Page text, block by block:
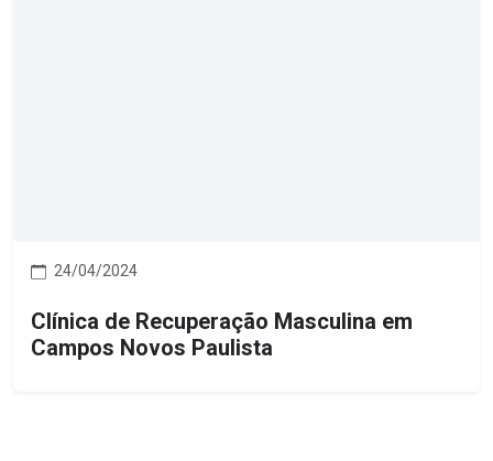
24/04/2024
Clínica de Recuperação Masculina em
Campos Novos Paulista